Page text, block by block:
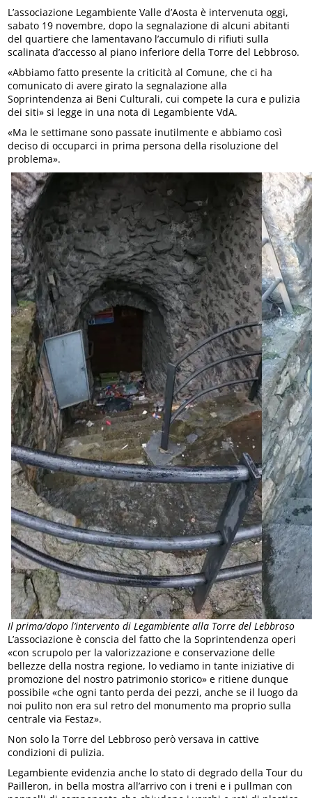
L’associazione Legambiente Valle d’Aosta è intervenuta oggi,
sabato 19 novembre, dopo la segnalazione di alcuni abitanti
del quartiere che lamentavano l’accumulo di rifiuti sulla
scalinata d’accesso al piano inferiore della Torre del Lebbroso.
«Abbiamo fatto presente la criticità al Comune, che ci ha
comunicato di avere girato la segnalazione alla
Soprintendenza ai Beni Culturali, cui compete la cura e pulizia
dei siti» si legge in una nota di Legambiente VdA.
«Ma le settimane sono passate inutilmente e abbiamo così
deciso di occuparci in prima persona della risoluzione del
problema».
Il prima/dopo l’intervento di Legambiente alla Torre del Lebbroso
L’associazione è conscia del fatto che la Soprintendenza operi
«con scrupolo per la valorizzazione e conservazione delle
bellezze della nostra regione, lo vediamo in tante iniziative di
promozione del nostro patrimonio storico» e ritiene dunque
possibile «che ogni tanto perda dei pezzi, anche se il luogo da
noi pulito non era sul retro del monumento ma proprio sulla
centrale via Festaz».
Non solo la Torre del Lebbroso però versava in cattive
condizioni di pulizia.
Legambiente evidenzia anche lo stato di degrado della Tour du
Pailleron, in bella mostra all’arrivo con i treni e i pullman con